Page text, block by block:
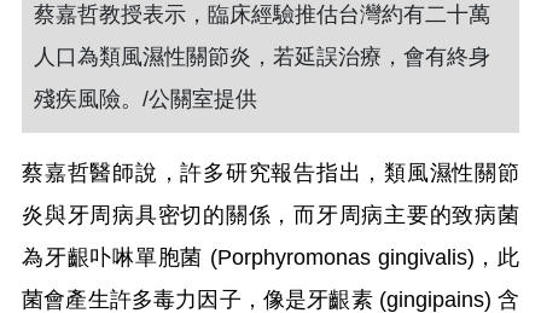
蔡嘉哲教授表示，臨床經驗推估台灣約有二十萬
人口為類風濕性關節炎，若延誤治療，會有終身
殘疾風險。/公關室提供
蔡嘉哲醫師說，許多研究報告指出，類風濕性關節
炎與牙周病具密切的關係 ，而牙周病主要的致病菌
為牙齦卟啉單胞菌 (Porphyromonas gingivalis)，此
菌會產生許多毒力因子，像是牙齦素 (gingipains) 含